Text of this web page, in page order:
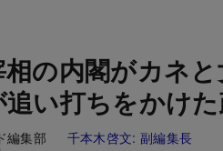
相の内閣がカネ
い打ちをかけ
編集部 千本木啓文:副編集長